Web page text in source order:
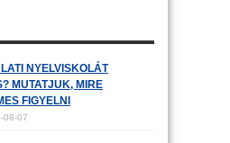
NYELVISKOLÁT
MUTATJUK, MIRE
FIGYELNI
08-07